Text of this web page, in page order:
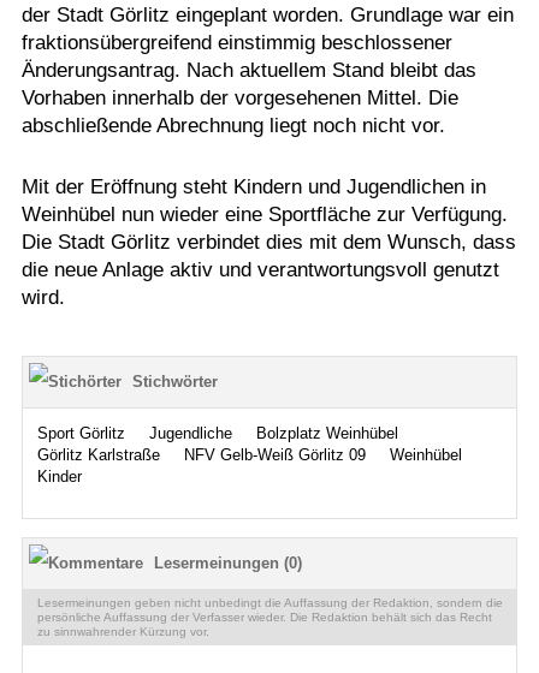
der Stadt Görlitz eingeplant worden. Grundlage war ein
fraktionsübergreifend einstimmig beschlossener
Änderungsantrag. Nach aktuellem Stand bleibt das
Vorhaben innerhalb der vorgesehenen Mittel. Die
abschließende Abrechnung liegt noch nicht vor.
Mit der Eröffnung steht Kindern und Jugendlichen in
Weinhübel nun wieder eine Sportfläche zur Verfügung.
Die Stadt Görlitz verbindet dies mit dem Wunsch, dass
die neue Anlage aktiv und verantwortungsvoll genutzt
wird.
Stichwörter
Sport Görlitz Jugendliche
Bolzplatz Weinhübel
Görlitz Karlstraße
NFV Gelb-Weiß Görlitz 09
Weinhübel
Kinder
Lesermeinungen (0)
Lesermeinungen geben nicht unbedingt die Auffassung der Redaktion, sondern die
persönliche Auffassung der Verfasser wieder. Die Redaktion behält sich das Recht
zu sinnwahrender Kürzung vor.